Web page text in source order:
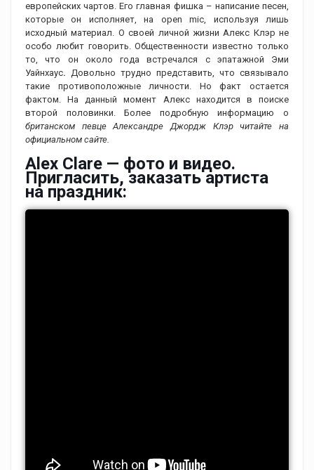
европейских чартов. Его главная фишка – написание песен,
которые он исполняет, на open mic, используя лишь
исходный материал. О своей личной жизни Алекс Клэр не
особо любит говорить. Общественности известно только
то, что он около года встречался с эпатажной Эми
Уайнхаус. Довольно трудно представить, что связывало
такие противоположные личности. Но факт остается
фактом. На данный момент Алекс находится в поиске
второй половинки. Более подробную информацию о
британском певце Александре Джордж Клэр читайте на
официальном сайте.
Alex Clare — фото и видео.
Пригласить, заказать артиста
на праздник: